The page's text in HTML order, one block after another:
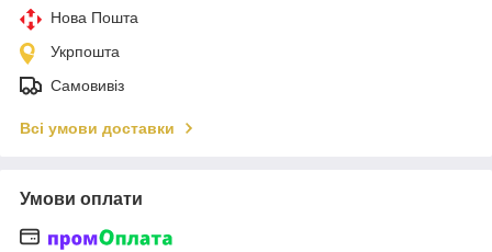
Нова Пошта
Укрпошта
Самовивіз
Всі умови доставки
Умови оплати